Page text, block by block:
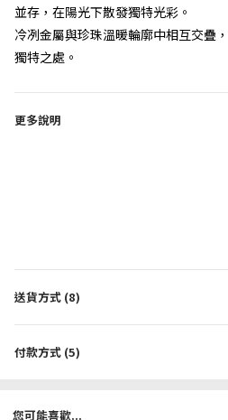
並存，在陽光下散發獨特光彩。
冷冽金屬與珍珠溫暖輪廓中相互交疊
獨特之處。
更多說明
送貨方式 (8)
付款方式 (5)
您可能喜歡...